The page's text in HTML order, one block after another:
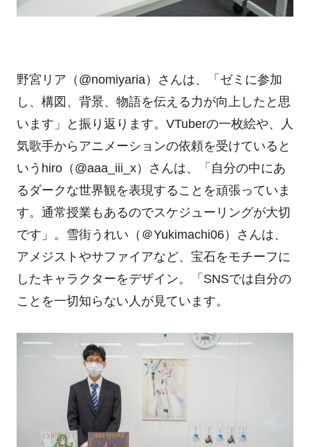
野宮リア（ @nomiyaria ）さんは、「ゼミに参加
し、構図、背景、物語を伝える力が向上したと思
います」と振り返ります。 VTuberの一枚絵や、人
気歌手からアニメーションの依頼を受けていると
いう hiro（ @aaa_iii_x）さんは、「自分の中にあ
るダークな世界観を表現することを頑張っていま
す。通常授業もあるのでスケジューリングが大切
です」。雪街うれい（＠Yukimachi06）さんは、
アメジストやサファイアなど、宝石をモチーフに
したキャラクターをデザイン。「 SNSでは自分の
ことを一切知らない人が見ています。